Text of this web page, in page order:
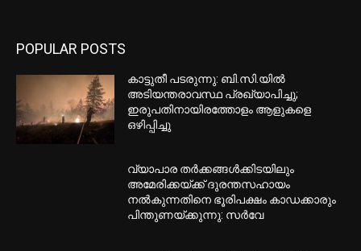
POPULAR POSTS
കാട്ടുതീ പടരുന്നു: ബി.സി.യില്‍
അടിയന്തരാവസ്ഥ പ്രഖ്യാപിച്ചു;
ഇരുപതിനായിരത്തോളം ആളുകളെ
ഒഴിപ്പിച്ചു
വ്യാപാര തര്‍ക്കങ്ങള്‍ക്കിടയിലും
അമേരിക്കയ്ക്ക് ദുരന്തസഹായം
നല്‍കുന്നതിനെ ഭൂരിപക്ഷം കാഡക്കാരും
പിന്തുണയ്ക്കുന്നു: സര്‍വേ